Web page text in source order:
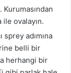
Kurumasından
ile ovalayın.
adımına
belli bir
herhangi bir